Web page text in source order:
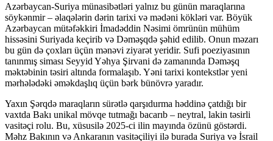
Azərbaycan-Suriya münasibətləri yalnız bu günün maraqlarına
söykənmir – əlaqələrin dərin tarixi və mədəni kökləri var. Böyük
Azərbaycan mütəfəkkiri İmadəddin Nəsimi ömrünün mühüm
hissəsini Suriyada keçirib və Dəməşqdə şəhid edilib. Onun məzarı
bu gün də çoxları üçün mənəvi ziyarət yeridir. Sufi poeziyasının
tanınmış siması Seyyid Yəhya Şirvani də zamanında Dəməşq
məktəbinin təsiri altında formalaşıb. Yəni tarixi kontekstlər yeni
mərhələdəki əməkdaşlıq üçün bərk bünövrə yaradır.
Yaxın Şərqdə maraqların sürətlə qarşıdurma həddinə çatdığı bir
vaxtda Bakı unikal mövqe tutmağı bacarıb – neytral, lakin təsirli
vasitəçi rolu. Bu, xüsusilə 2025-ci ilin mayında özünü göstərdi.
Məhz Bakının və Ankaranın vasitəçiliyi ilə burada Suriya və İsrail